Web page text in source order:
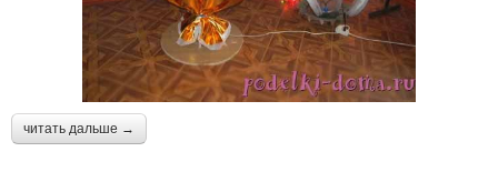
читать дальше →